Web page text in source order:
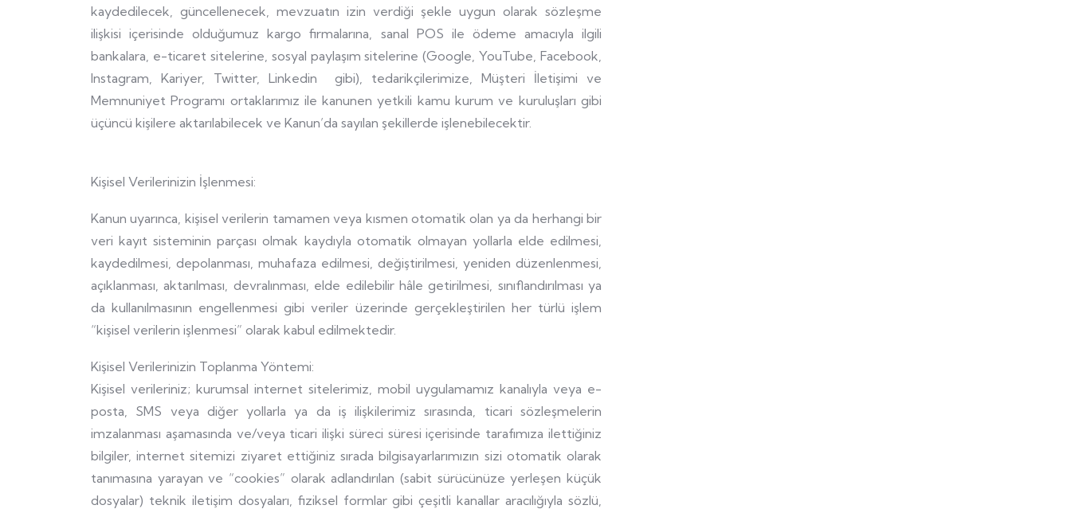
kaydedilecek, güncellenecek, mevzuatın izin verdiği şekle uygun olarak sözleşme
ilişkisi içerisinde olduğumuz kargo firmalarına, sanal POS ile ödeme amacıyla ilgili
bankalara, e-ticaret sitelerine, sosyal paylaşım sitelerine (Google, YouTube, Facebook,
Instagram, Kariyer, Twitter, Linkedin gibi), tedarikçilerimize, Müşteri İletişimi ve
Memnuniyet Programı ortaklarımız ile kanunen yetkili kamu kurum ve kuruluşları gibi
üçüncü kişilere aktarılabilecek ve Kanun’da sayılan şekillerde işlenebilecektir.
Kişisel Verilerinizin İşlenmesi:
Kanun uyarınca, kişisel verilerin tamamen veya kısmen otomatik olan ya da herhangi bir
veri kayıt sisteminin parçası olmak kaydıyla otomatik olmayan yollarla elde edilmesi,
kaydedilmesi, depolanması, muhafaza edilmesi, değiştirilmesi, yeniden düzenlenmesi,
açıklanması, aktarılması, devralınması, elde edilebilir hâle getirilmesi, sınıflandırılması ya
da kullanılmasının engellenmesi gibi veriler üzerinde gerçekleştirilen her türlü işlem
“kişisel verilerin işlenmesi” olarak kabul edilmektedir.
Kişisel Verilerinizin Toplanma Yöntemi:
Kişisel verileriniz; kurumsal internet sitelerimiz, mobil uygulamamız kanalıyla veya e-
posta, SMS veya diğer yollarla ya da iş ilişkilerimiz sırasında, ticari sözleşmelerin
imzalanması aşamasında ve/veya ticari ilişki süreci süresi içerisinde tarafımıza ilettiğiniz
bilgiler, internet sitemizi ziyaret ettiğiniz sırada bilgisayarlarımızın sizi otomatik olarak
tanımasına yarayan ve “cookies” olarak adlandırılan (sabit sürücünüze yerleşen küçük
dosyalar) teknik iletişim dosyaları, fiziksel formlar gibi çeşitli kanallar aracılığıyla sözlü,